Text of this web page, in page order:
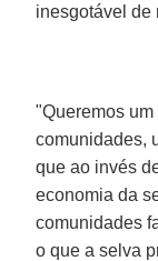
inesgotável de
"Queremos
comunidades,
que ao invés
economia da
comunidades
o que a selva